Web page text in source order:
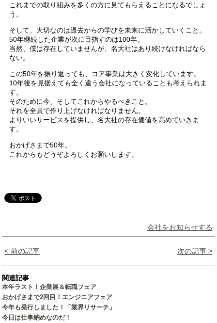
これまでの取り組みを多くの方に見てもらえることになるでしょ
う。
そして、大切なのは過去からの学びを未来に活かしていくこと。
50年継続した企業が次に目指すのは100年。
当然、僕は存在していませんが、名大社はあり続けなければなら
ない。
この50年を振り返っても、コア事業は大きく変化しています。
10年後を見据えても全く違う会社になっていることも考えられま
す。
そのために今、そしてこれからやるべきこと。
それを全員で作り上げなければなりません。
よりいいサービスを提供し、名大社の存在価値を高めていきま
す。
おかげさまで50年。
これからもどうぞよろしくお願いします。
会社をお知らせする
< 前の記事 次の記事 >
関連記事
本年ラスト！企業展＆転職フェア
おかげさまで2回目！エンジニアフェア
今年も発行しました！「業界リサーチ」
今日は仕事納めなのだ！